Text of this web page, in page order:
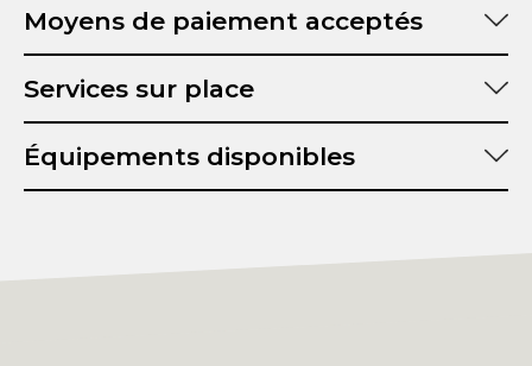
Moyens de paiement acceptés
Services sur place
Équipements disponibles